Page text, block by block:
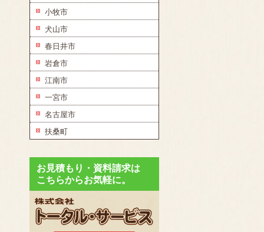
小牧市
犬山市
春日井市
岩倉市
江南市
一宮市
名古屋市
扶桑町
お見積もり・資料請求は
こちらからお気軽に。